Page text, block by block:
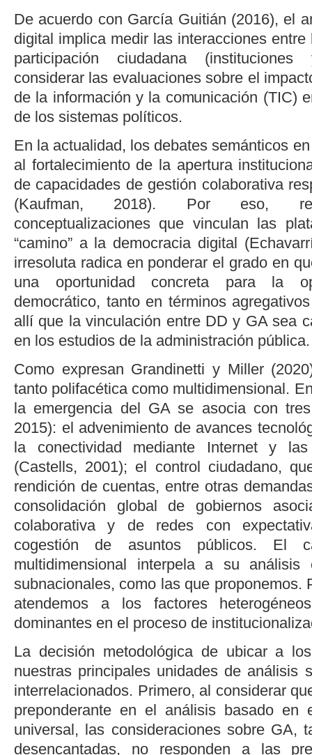
De acuerdo con García Guitián (2016), el
digital implica medir las interacciones
participación ciudadana
considerar las evaluaciones sobre el
de la información y la comunicación (TIC)
de los sistemas políticos.
En la actualidad, los debates semánticos
al fortalecimiento de la apertura
de capacidades de gestión colaborativa
(Kaufman, 2018). Por eso,
conceptualizaciones que vinculan las
“camino” a la democracia digital (
irresoluta radica en ponderar el grado en
una oportunidad concreta para la
democrático, tanto en términos
allí que la vinculación entre DD y GA sea
en los estudios de la administración pública.
Como expresan Grandinetti y Miller
tanto polifacética como multidimensional.
la emergencia del GA se asocia con
2015): el advenimiento de avances
la conectividad mediante Internet y
(Castells, 2001); el control ciudadano,
rendición de cuentas, entre otras
consolidación global de gobiernos
colaborativa y de redes con
cogestión de asuntos públicos. El
multidimensional interpela a su análisis
subnacionales, como las que proponemos.
atendemos a los factores
dominantes en el proceso de
La decisión metodológica de ubicar a
nuestras principales unidades de análisis
interrelacionados. Primero, al considerar
preponderante en el análisis basado en
universal, las consideraciones sobre GA,
desencantadas, no responden a las